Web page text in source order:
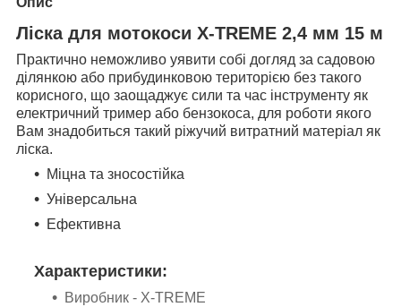
Ліска для мотокоси X-TREME 2,4 мм 15 м
Практично неможливо уявити собі догляд за садовою
ділянкою або прибудинковою територією без такого
корисного, що заощаджує сили та час інструменту як
електричний тример або бензокоса, для роботи якого
Вам знадобиться такий ріжучий витратний матеріал як
ліска.
Міцна та зносостійка
Універсальна
Ефективна
Характеристики:
Виробник - X-TREME